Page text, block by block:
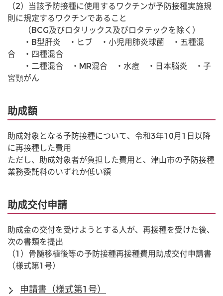
（2）当該予防接種に使用するワクチンが予防接種実施規
則に規定するワクチンであること
（BCG及びロタリックス及びロタテックを除く）
・B型肝炎　・ヒブ　・小児用肺炎球菌　・五種混
合　・四種混合
・二種混合　・MR混合　・水痘　・日本脳炎　・子
宮頸がん
助成額
助成対象となる予防接種について、令和3年10月1日以降
に再接種した費用
ただし、助成対象者が負担した費用と、津山市の予防接種
業務委託料のいずれか低い額
助成交付申請
助成金の交付を受けようとする人が、再接種を受けた後、
次の書類を提出
（1）骨髄移植後等の予防接種再接種費用助成交付申請書
（様式第1号）
申請書（様式第1号）